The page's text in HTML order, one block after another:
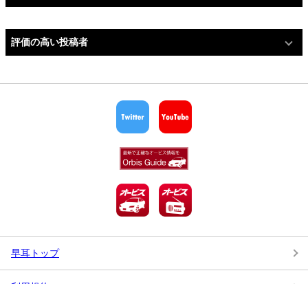
評価の高い投稿者
早耳トップ